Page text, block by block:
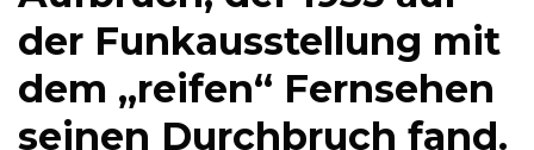
der Funkausstellung mit
dem „reifen“ Fernsehen
seinen Durchbruch fand.